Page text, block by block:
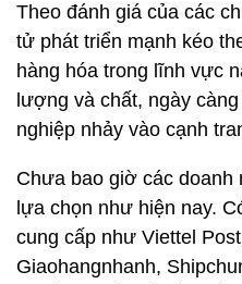
Theo đánh giá của các
tử phát triển mạnh kéo
hàng hóa trong lĩnh vực
lượng và chất, ngày
nghiệp nhảy vào cạnh
Chưa bao giờ các doanh
lựa chọn như hiện nay.
cung cấp như Viettel
Giaohangnhanh,